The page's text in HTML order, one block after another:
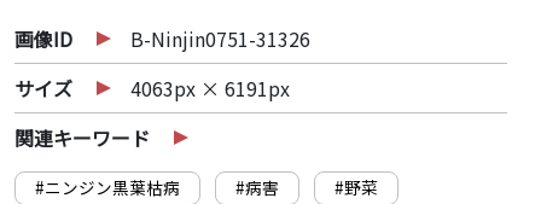
画像ID
B-Ninjin0751-31326
サイズ
4063px × 6191px
関連キーワード
#ニンジン黒葉枯病 #病害
#野菜